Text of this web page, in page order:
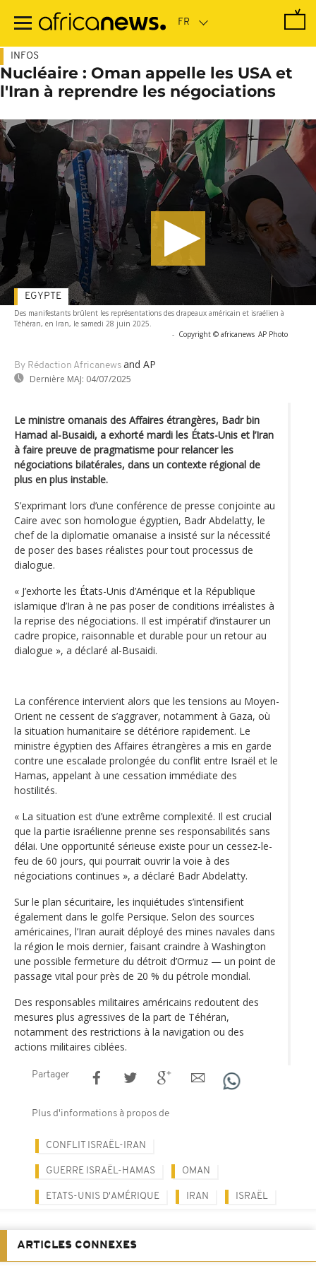
contenu
INFOS
Nucléaire : Oman appelle les USA et
l'Iran à reprendre les négociations
Des manifestants brûlent les représentations des drapeaux américain et israélien à
Téhéran, en Iran, le samedi 28 juin 2025.
- Copyright © africanews AP Photo
By Rédaction Africanews and AP
Dernière MAJ: 04/07/2025
EGYPTE
Le ministre omanais des Affaires étrangères, Badr bin
Hamad al-Busaidi, a exhorté mardi les États-Unis et l’Iran
à faire preuve de pragmatisme pour relancer les
négociations bilatérales, dans un contexte régional de
plus en plus instable.
S’exprimant lors d’une conférence de presse conjointe au
Caire avec son homologue égyptien, Badr Abdelatty, le
chef de la diplomatie omanaise a insisté sur la nécessité
de poser des bases réalistes pour tout processus de
dialogue.
« J’exhorte les États-Unis d’Amérique et la République
islamique d’Iran à ne pas poser de conditions irréalistes à
la reprise des négociations. Il est impératif d’instaurer un
cadre propice, raisonnable et durable pour un retour au
dialogue », a déclaré al-Busaidi.
La conférence intervient alors que les tensions au Moyen-
Orient ne cessent de s’aggraver, notamment à Gaza, où
la situation humanitaire se détériore rapidement. Le
ministre égyptien des Affaires étrangères a mis en garde
contre une escalade prolongée du conflit entre Israël et le
Hamas, appelant à une cessation immédiate des
hostilités.
« La situation est d’une extrême complexité. Il est crucial
que la partie israélienne prenne ses responsabilités sans
délai. Une opportunité sérieuse existe pour un cessez-le-
feu de 60 jours, qui pourrait ouvrir la voie à des
négociations continues », a déclaré Badr Abdelatty.
Sur le plan sécuritaire, les inquiétudes s’intensifient
également dans le golfe Persique. Selon des sources
américaines, l’Iran aurait déployé des mines navales dans
la région le mois dernier, faisant craindre à Washington
une possible fermeture du détroit d’Ormuz — un point de
passage vital pour près de 20 % du pétrole mondial.
Des responsables militaires américains redoutent des
mesures plus agressives de la part de Téhéran,
notamment des restrictions à la navigation ou des
actions militaires ciblées.
Partager
Plus d'informations à propos de
CONFLIT ISRAËL-IRAN
GUERRE ISRAËL-HAMAS OMAN
ETATS-UNIS D'AMÉRIQUE IRAN ISRAËL
ARTICLES CONNEXES